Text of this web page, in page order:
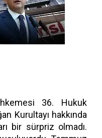
36. Hukuk
Kurultayı hakkında
bir sürpriz olmadı.